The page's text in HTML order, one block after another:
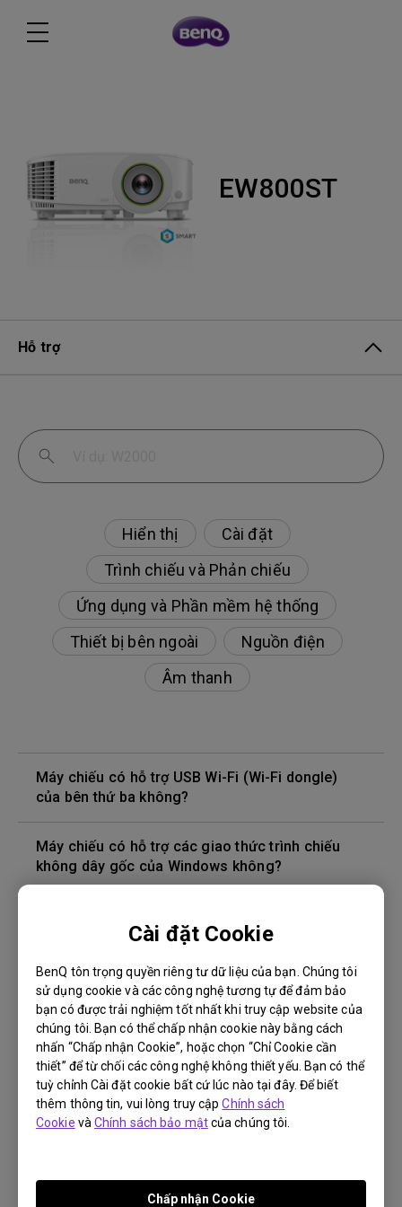
Cài đặt Cookie
BenQ tôn trọng quyền riêng tư dữ liệu của bạn. Chúng tôi
sử dụng cookie và các công nghệ tương tự để đảm bảo
bạn có được trải nghiệm tốt nhất khi truy cập website của
chúng tôi. Bạn có thể chấp nhận cookie này bằng cách
nhấn “Chấp nhận Cookie”, hoặc chọn “Chỉ Cookie cần
thiết” để từ chối các công nghệ không thiết yếu. Bạn có thể
tuỳ chỉnh Cài đặt cookie bất cứ lúc nào tại đây. Để biết
thêm thông tin, vui lòng truy cậpChính sách
Cookie vàChính sách bảo mậtcủa chúng tôi.
Chấp nhận Cookie
EW800ST
Hỗ trợ
Hiển thị
Cài đặt
Trình chiếu và Phản chiếu
Ứng dụng và Phần mềm hệ thống
Thiết bị bên ngoài
Nguồn điện
Âm thanh
Máy chiếu có hỗ trợ USB Wi-Fi (Wi-Fi dongle)
của bên thứ ba không?
Máy chiếu có hỗ trợ các giao thức trình chiếu
không dây gốc của Windows không?
âm thanh từ loa Bluetooth khi kết nối với máy
Làm cách nào để phát trình chiếu màn hình
(screen-mirroring) trên máy chiếu thông minh?
Khi kết nối máy chiếu với loa Bluetooth, đã xảy ra
sự cố đồng bộ hóa âm thanh. Làm cách nào để
khắc phục?
trên máy chiếu thông minh?